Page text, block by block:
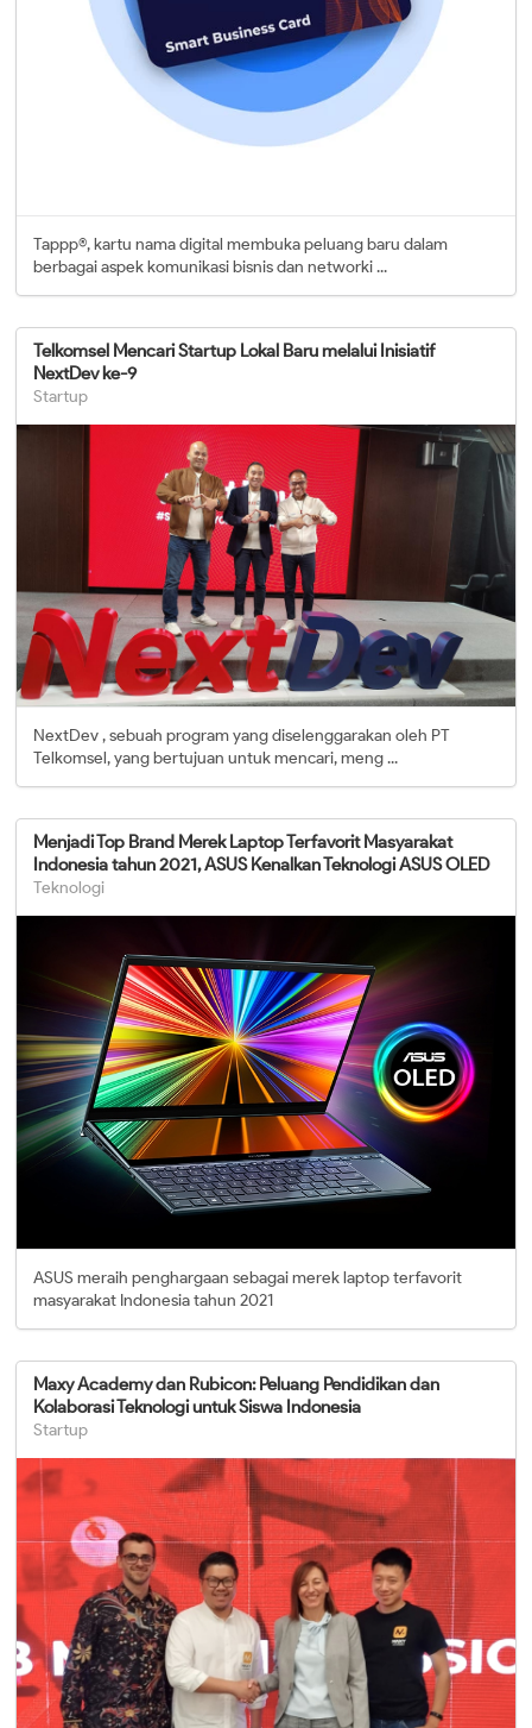
Tappp®, kartu nama digital membuka peluang baru dalam
berbagai aspek komunikasi bisnis dan networki ...
Telkomsel Mencari Startup Lokal Baru melalui Inisiatif
NextDev ke-9
Startup
NextDev , sebuah program yang diselenggarakan oleh PT
Telkomsel, yang bertujuan untuk mencari, meng ...
Menjadi Top Brand Merek Laptop Terfavorit Masyarakat
Indonesia tahun 2021, ASUS Kenalkan Teknologi ASUS OLED
Teknologi
ASUS meraih penghargaan sebagai merek laptop terfavorit
masyarakat Indonesia tahun 2021
Maxy Academy dan Rubicon: Peluang Pendidikan dan
Kolaborasi Teknologi untuk Siswa Indonesia
Startup